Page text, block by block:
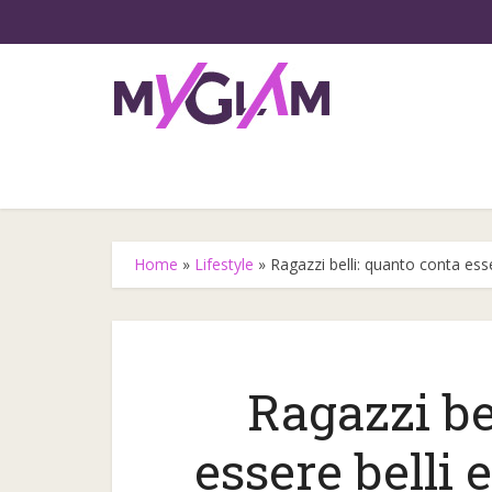
Home » Lifestyle » Ragazzi belli: quanto conta
Ragazzi
essere belli
Gli